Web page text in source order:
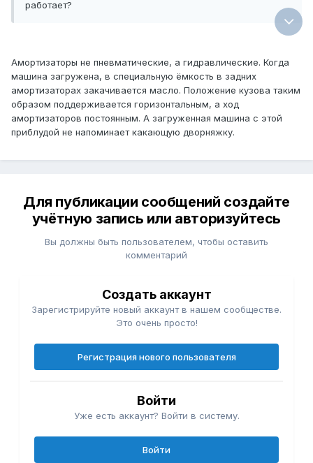
работает?
Амортизаторы не пневматические, а гидравлические. Когда
машина загружена, в специальную ёмкость в задних
амортизаторах закачивается масло. Положение кузова таким
образом поддерживается горизонтальным, а ход
амортизаторов постоянным. А загруженная машина с этой
приблудой не напоминает какающую дворняжку.
Для публикации сообщений создайте
учётную запись или авторизуйтесь
Вы должны быть пользователем, чтобы оставить
комментарий
Создать аккаунт
Зарегистрируйте новый аккаунт в нашем сообществе.
Это очень просто!
Регистрация нового пользователя
Войти
Уже есть аккаунт? Войти в систему.
Войти